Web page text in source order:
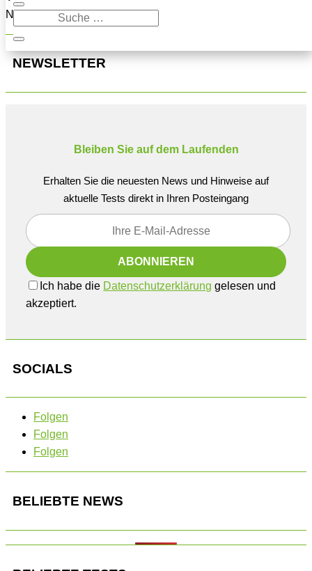
Navigation oben, um den Beitrag zu finden.
NEWSLETTER
Bleiben Sie auf dem Laufenden
Erhalten Sie die neuesten News und Hinweise auf
aktuelle Tests direkt in Ihren Posteingang
Ich habe die Datenschutzerklärung gelesen und
akzeptiert.
SOCIALS
Folgen
Folgen
Folgen
BELIEBTE NEWS